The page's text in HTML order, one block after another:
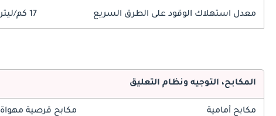
معدل استهلاك الوقود على الطرق السريع 17 كم/ليتر
المكابح، التوجيه ونظام التعليق
مكابح أمامية مكابح قرصية مهواة